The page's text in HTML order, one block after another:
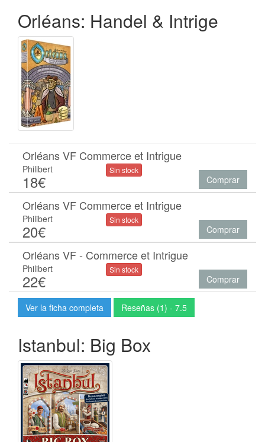
Orléans: Handel & Intrige
Orléans VF Commerce et Intrigue
Philibert
18€
Sin stock
Comprar
Orléans VF Commerce et Intrigue
Philibert
20€
Sin stock
Comprar
Orléans VF - Commerce et Intrigue
Philibert
22€
Sin stock
Comprar
Ver la ficha completa Reseñas (1) - 7.5
Istanbul: Big Box